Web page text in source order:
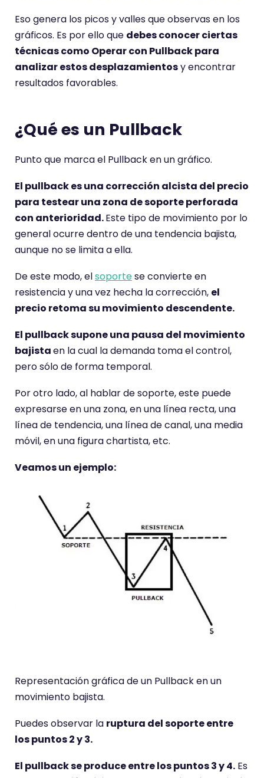
Eso genera los picos y valles que observas en los
gráficos. Es por ello que debes conocer ciertas
técnicas como Operar con Pullback para
analizar estos desplazamientosy encontrar
resultados favorables.
¿Qué es un Pullback
Punto que marca el Pullback en un gráfico.
El pullback es una corrección alcista del precio
para testear una zona de soporte perforada
con anterioridad.Este tipo de movimiento por lo
general ocurre dentro de una tendencia bajista,
aunque no se limita a ella.
De este modo, elsoportese convierte en
resistencia y una vez hecha la corrección, el
precio retoma su movimiento descendente.
El pullback supone una pausa del movimiento
bajistaen la cual la demanda toma el control,
pero sólo de forma temporal.
Por otro lado, al hablar de soporte, este puede
expresarse en una zona, en una línea recta, una
línea de tendencia, una línea de canal, una media
móvil, en una figura chartista, etc.
Veamos un ejemplo:
Representación gráfica de un Pullback en un
movimiento bajista.
Puedes observar la ruptura del soporte entre
los puntos 2 y 3.
El pullback se produce entre los puntos 3 y 4. Es